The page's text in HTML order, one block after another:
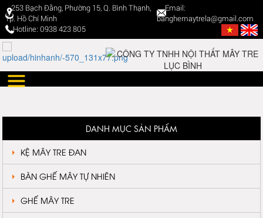
253 Bạch Đằng, Phường 15, Q. Bình Thạnh,
Tp. Hồ Chí Minh
Email:
banghemaytrela@gmail.com
Hotline: 0938 423 805
DANH MỤC SẢN PHẨM
KỆ MÂY TRE ĐAN
BÀN GHẾ MÂY TỰ NHIÊN
GHẾ MÂY TRE